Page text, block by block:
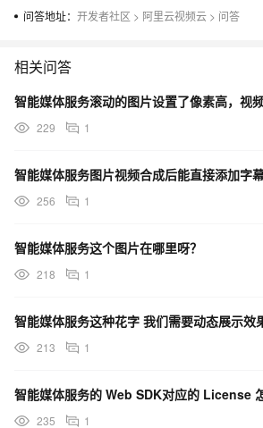
问答地址： 开发者社区 > 阿里云视频云 > 问答
相关问答
229 1
智能媒体服务图片视频合成后能直接添加字幕
256 1
智能媒体服务这个图片在哪里呀？
218 1
213 1
智能媒体服务的 Web SDK对应的 License
235 1